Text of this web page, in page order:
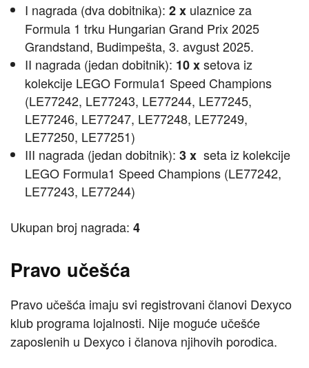
I nagrada (dva dobitnika): 2 x ulaznice za
Formula 1 trku Hungarian Grand Prix 2025
Grandstand, Budimpešta, 3. avgust 2025.
II nagrada (jedan dobitnik): 10 xsetova iz
kolekcije LEGO Formula1 Speed Champions
(LE77242, LE77243, LE77244, LE77245,
LE77246, LE77247, LE77248, LE77249,
LE77250, LE77251)
III nagrada (jedan dobitnik): 3 x seta iz kolekcije
LEGO Formula1 Speed Champions (LE77242,
LE77243, LE77244)
Ukupan broj nagrada: 4
Pravo učešća
Pravo učešća imaju svi registrovani članovi Dexyco
klub programa lojalnosti. Nije moguće učešće
zaposlenih u Dexyco i članova njihovih porodica.